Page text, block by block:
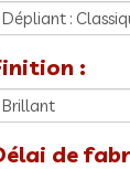
:
de